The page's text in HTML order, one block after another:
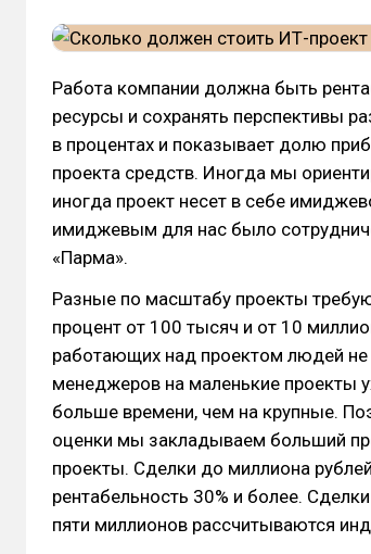
Работа компании должна быть
ресурсы и сохранять перспективы
в процентах и показывает долю
проекта средств. Иногда мы
иногда проект несет в себе
имиджевым для нас было
«Парма».
Разные по масштабу проекты
процент от 100 тысяч и от 10
работающих над проектом людей
менеджеров на маленькие проекты
больше времени, чем на крупные.
оценки мы закладываем больший
проекты. Сделки до миллиона
рентабельность 30% и более.
пяти миллионов рассчитываются